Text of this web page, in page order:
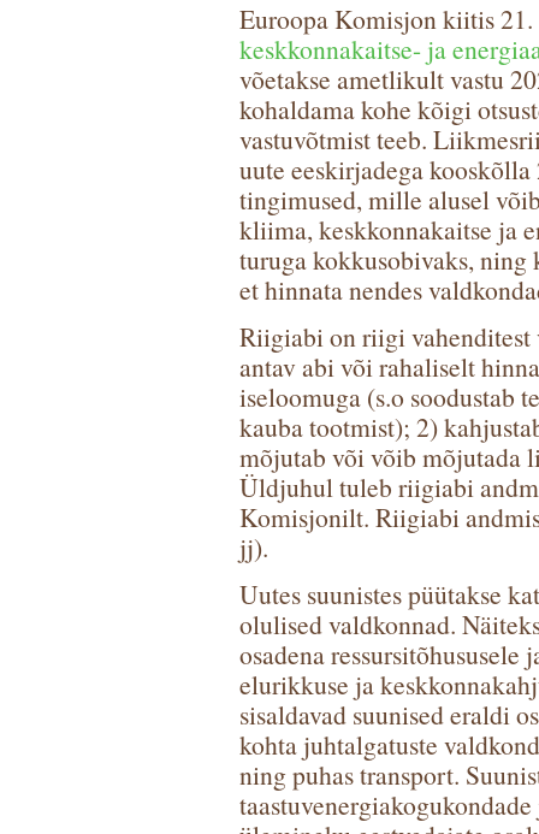
Euroopa Komisjon kiitis
keskkonnakaitse- ja
võetakse ametlikult vastu
kohaldama kohe kõigi
vastuvõtmist teeb.
uute eeskirjadega kooskõlla
tingimused, mille alusel
kliima, keskkonnakaitse ja
turuga kokkusobivaks,
et hinnata nendes
Riigiabi on riigi vahenditest
antav abi või rahaliselt
iseloomuga (s.o soodustab
kauba tootmist); 2)
mõjutab või võib mõjutada
Üldjuhul tuleb riigiabi
Komisjonilt. Riigiabi
jj).
Uutes suunistes püütakse
olulised valdkonnad.
osadena
elurikkuse ja
sisaldavad suunised eraldi
kohta juhtalgatuste
ning puhas transport.